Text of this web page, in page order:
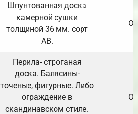
Шпунтованная доска
камерной сушки
толщиной 36 мм. сорт
АВ.
Перила- строганая
доска. Балясины-
точеные, фигурные. Либо
ограждение в
скандинавском стиле.